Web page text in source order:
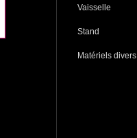
Vaisselle
Stand
Matériels divers